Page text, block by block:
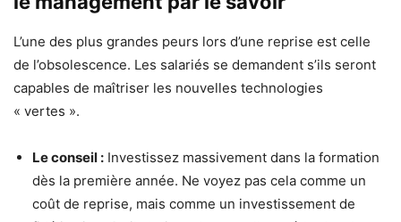
L’une des plus grandes peurs lors d’une reprise est celle
de l’obsolescence. Les salariés se demandent s’ils seront
capables de maîtriser les nouvelles technologies
« vertes ».
Le conseil : Investissez massivement dans la formation
dès la première année. Ne voyez pas cela comme un
coût de reprise, mais comme un investissement de